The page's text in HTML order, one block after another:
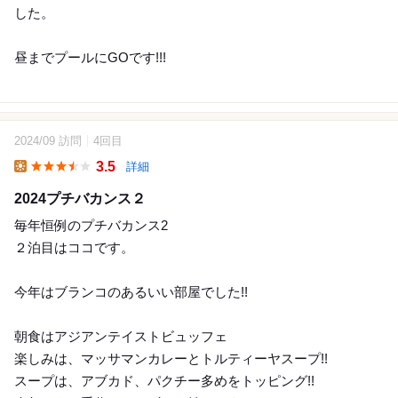
した。
昼までプールにGOです!!!
2024/09 訪問 4回目
3.5 詳細
2024プチバカンス２
毎年恒例のプチバカンス2
２泊目はココです。
今年はブランコのあるいい部屋でした!!
朝食はアジアンテイストビュッフェ
楽しみは、マッサマンカレーとトルティーヤスープ!!
スープは、アブカド、パクチー多めをトッピング!!